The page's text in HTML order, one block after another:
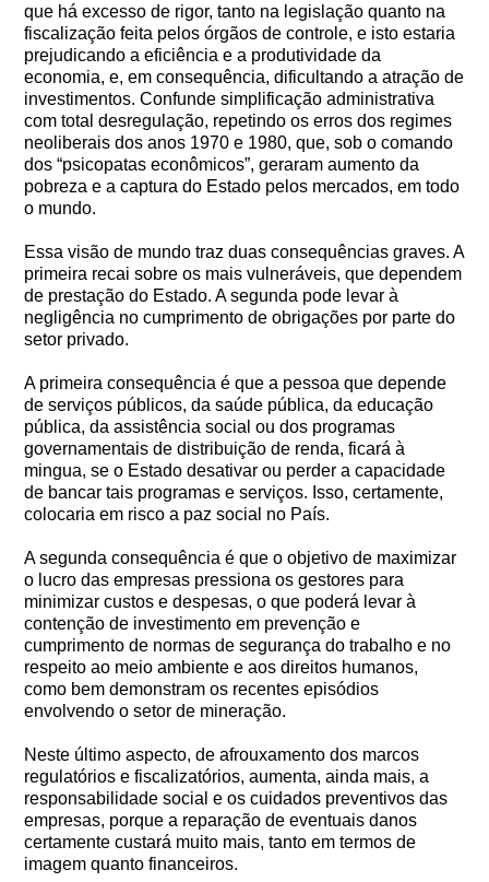
que há excesso de rigor, tanto na legislação quanto na
fiscalização feita pelos órgãos de controle, e isto estaria
prejudicando a eficiência e a produtividade da
economia, e, em consequência, dificultando a atração de
investimentos. Confunde simplificação administrativa
com total desregulação, repetindo os erros dos regimes
neoliberais dos anos 1970 e 1980, que, sob o comando
dos “psicopatas econômicos”, geraram aumento da
pobreza e a captura do Estado pelos mercados, em todo
o mundo.
Essa visão de mundo traz duas consequências graves. A
primeira recai sobre os mais vulneráveis, que dependem
de prestação do Estado. A segunda pode levar à
negligência no cumprimento de obrigações por parte do
setor privado.
A primeira consequência é que a pessoa que depende
de serviços públicos, da saúde pública, da educação
pública, da assistência social ou dos programas
governamentais de distribuição de renda, ficará à
mingua, se o Estado desativar ou perder a capacidade
de bancar tais programas e serviços. Isso, certamente,
colocaria em risco a paz social no País.
A segunda consequência é que o objetivo de maximizar
o lucro das empresas pressiona os gestores para
minimizar custos e despesas, o que poderá levar à
contenção de investimento em prevenção e
cumprimento de normas de segurança do trabalho e no
respeito ao meio ambiente e aos direitos humanos,
como bem demonstram os recentes episódios
envolvendo o setor de mineração.
Neste último aspecto, de afrouxamento dos marcos
regulatórios e fiscalizatórios, aumenta, ainda mais, a
responsabilidade social e os cuidados preventivos das
empresas, porque a reparação de eventuais danos
certamente custará muito mais, tanto em termos de
imagem quanto financeiros.